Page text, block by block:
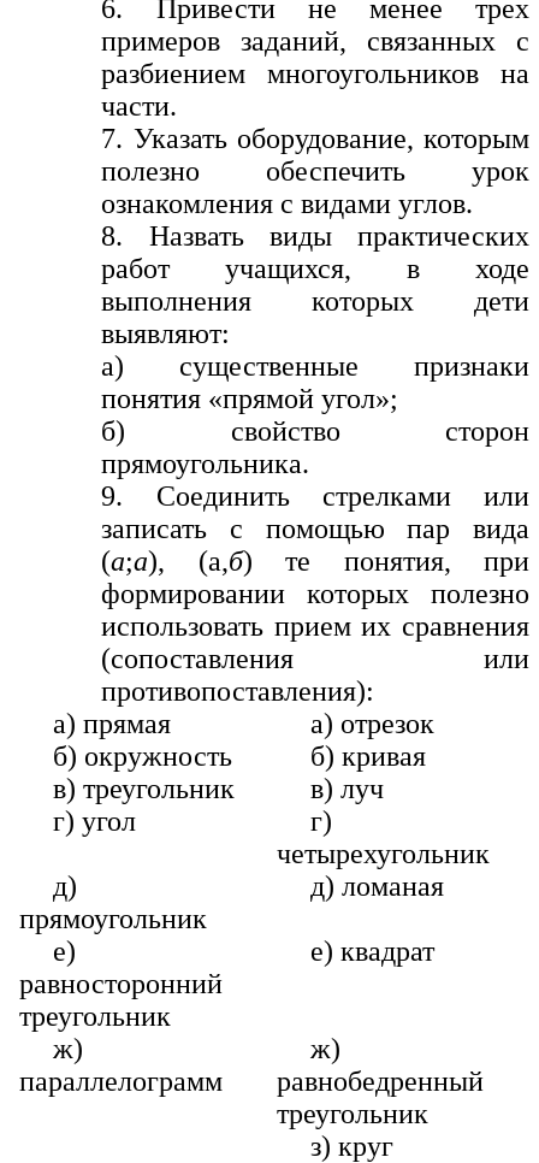
6. Привести не менее трех
примеров заданий, связанных с
разбиением многоугольников на
части.
7. Указать оборудование, которым
полезно обеспечить урок
ознакомления с видами углов.
8. Назвать виды практических
работ учащихся, в ходе
выполнения которых дети
выявляют:
а) существенные признаки
понятия «прямой угол»;
б) свойство сторон
прямоугольника.
9. Соединить стрелками или
записать с помощью пар вида
(а;а), (а,б) те понятия, при
формировании которых полезно
использовать прием их сравнения
(сопоставления или
противопоставления):
а) прямая
а) отрезок
б) окружность
б) кривая
в) треугольник
в) луч
г) угол
г)
четырехугольник
д)
прямоугольник
д) ломаная
е)
равносторонний
треугольник
е) квадрат
ж)
параллелограмм
ж)
равнобедренный
треугольник
з) круг